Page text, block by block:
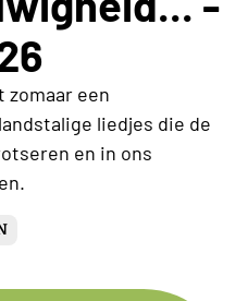
zomaar een
liedjes die de
en in ons